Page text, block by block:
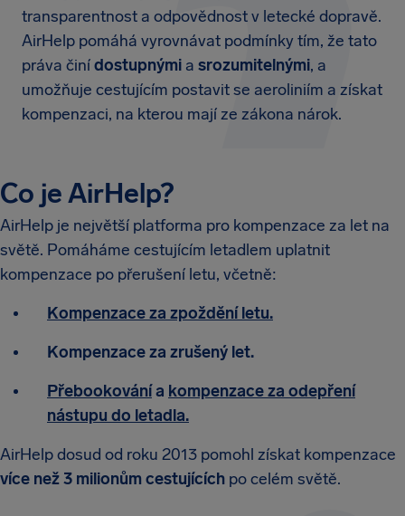
transparentnost a odpovědnost v letecké dopravě.
AirHelp pomáhá vyrovnávat podmínky tím, že tato
práva činídostupnými a srozumitelnými, a
umožňuje cestujícím postavit se aeroliniím a získat
kompenzaci, na kterou mají ze zákona nárok.
Co je AirHelp?
AirHelp je největší platforma pro kompenzace za let na
světě. Pomáháme cestujícím letadlem uplatnit
kompenzace po přerušení letu, včetně:
Kompenzace za zpoždění letu.
Kompenzace za zrušený let.
Přebookovánía kompenzace za odepření
nástupu do letadla.
AirHelp dosud od roku 2013 pomohl získat kompenzace
více než 3 milionům cestujících po celém světě.